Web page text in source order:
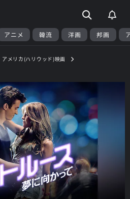
アニメ 韓流 洋画 邦画
アメリカ(ハリウッド)映画